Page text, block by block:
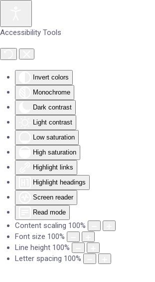
Accessibility Tools
Invert colors
Monochrome
Dark contrast
Light contrast
Low saturation
High saturation
Highlight links
Highlight headings
Screen reader
Read mode
Content scaling 100%
Font size 100%
Line height 100%
Letter spacing 100%
Skip to main content